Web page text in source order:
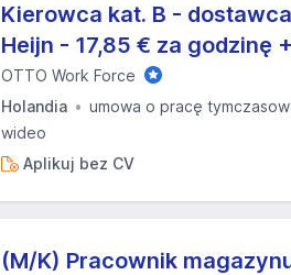
Kierowca kat. B -
Heijn - 17,85 € za godzinę
OTTO Work Force
Holandia
umowa o pracę
wideo
Aplikuj bez CV
(M/K) Pracownik